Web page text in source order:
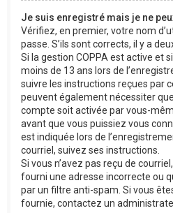
Je suis enregistré mais je ne
Vérifiez, en premier, votre nom
passe. S’ils sont corrects, il y a
Si la gestion COPPA est active et
moins de 13 ans lors de
suivre les instructions reçues par
peuvent également nécessiter
compte soit activée par vous-
avant que vous puissiez vous
est indiquée lors de
courriel, suivez ses instructions.
Si vous n’avez pas reçu de
fourni une adresse incorrecte ou
par un filtre anti-spam. Si vous
fournie, contactez un